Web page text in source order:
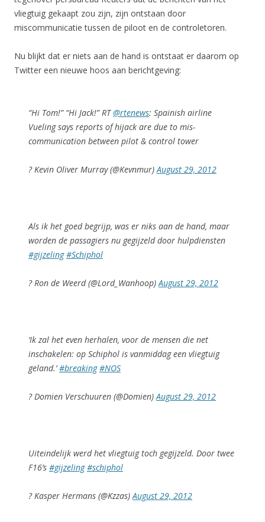
vliegtuig gekaapt zou zijn, zijn ontstaan door
miscommunicatie tussen de piloot en de controletoren.
Nu blijkt dat er niets aan de hand is ontstaat er daarom op
Twitter een nieuwe hoos aan berichtgeving:
“Hi Tom!” “Hi Jack!” RT@rtenews: Spainish airline
Vueling says reports of hijack are due to mis-
communication between pilot & control tower
? Kevin Oliver Murray (@Kevnmur)August 29, 2012
Als ik het goed begrijp, was er niks aan de hand, maar
worden de passagiers nu gegijzeld door hulpdiensten
#gijzeling #Schiphol
? Ron de Weerd (@Lord_Wanhoop)August 29, 2012
‘Ik zal het even herhalen, voor de mensen die net
inschakelen: op Schiphol is vanmiddag een vliegtuig
geland.’#breaking #NOS
? Domien Verschuuren (@Domien)August 29, 2012
Uiteindelijk werd het vliegtuig toch gegijzeld. Door twee
F16’s #gijzeling #schiphol
? Kasper Hermans (@Kzzas)August 29, 2012